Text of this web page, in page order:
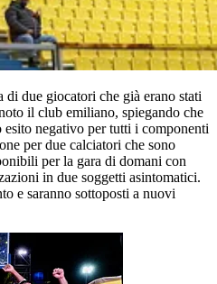
di due giocatori che già erano stati
il club emiliano, spiegando che
negativo per tutti i componenti
per due calciatori che sono
per la gara di domani con
in due soggetti asintomatici.
e saranno sottoposti a nuovi